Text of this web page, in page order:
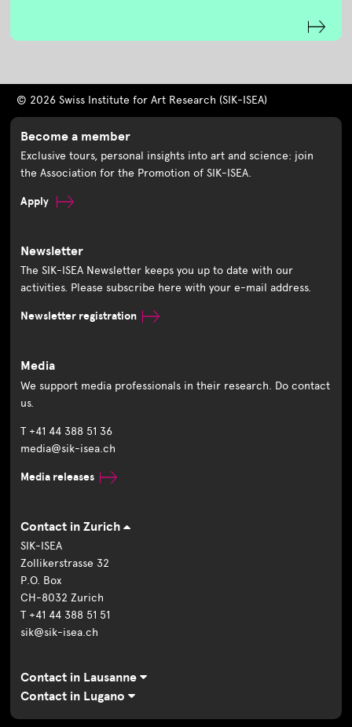
© 2026 Swiss Institute for Art Research (SIK-ISEA)
Become a member
Exclusive tours, personal insights into art and science: join
the Association for the Promotion of SIK-ISEA.
Apply
Newsletter
The SIK-ISEA Newsletter keeps you up to date with our
activities. Please subscribe here with your e-mail address.
Newsletter registration
Media
We support media professionals in their research. Do contact
us.
T +41 44 388 51 36
media@sik-isea.ch
Media releases
Contact in Zurich
SIK-ISEA
Zollikerstrasse 32
P.O. Box
CH-8032 Zurich
T +41 44 388 51 51
sik@sik-isea.ch
Contact in Lausanne
Contact in Lugano